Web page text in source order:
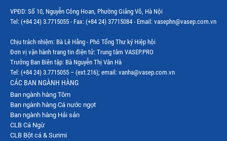
VPĐD: Số 10, Nguyễn Công Hoan, Phường Giảng Võ, Hà Nội
Tel: (+84 24) 3.7715055 - Fax: (+84 24) 37715084 - Email: vasephn@vasep.com.vn
Chịu trách nhiệm: Bà Lê Hằng - Phó Tổng Thư ký Hiệp hội
Đơn vị vận hành trang tin điện tử: Trung tâm VASEP.PRO
Trưởng Ban Biên tập: Bà Nguyễn Thị Vân Hà
Tel: (+84 24) 3.7715055 – (ext.216); email: vanha@vasep.com.vn
CÁC BAN NGÀNH HÀNG
Ban ngành hàng Tôm
Ban ngành hàng Cá nước ngọt
Ban ngành hàng Hải sản
CLB Cá Ngừ
CLB Bột cá & Surimi